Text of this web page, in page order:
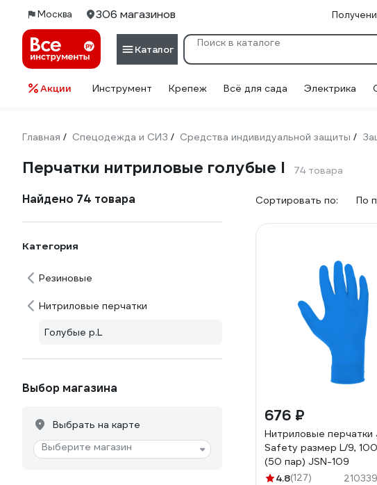
Москва 306 магазинов
Каталог
Акции Инструмент Крепеж Всё для сада Электрика
Главная / Спецодежда и СИЗ / Средства индивидуальной защиты /
Перчатки нитриловые голубые l 74 товара
Найдено 74 товара
Категория
Резиновые
Нитриловые перчатки
Голубые р.L
Выбор магазина
Выбрать на карте
Выберите магазин
Сортировать по: По
676 ₽
Нитриловые перчатки
Safety размер L/9,
(50 пар) JSN-109
4.8(127)